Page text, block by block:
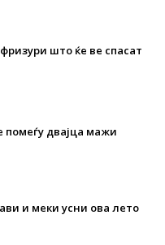
што ќе ве спасат
помеѓу двајца мажи
и меки усни ова лето